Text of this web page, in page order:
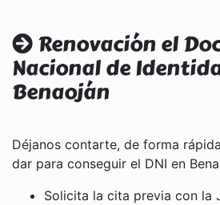
Renovación el
Nacional de
Benaoján
Déjanos contarte, de forma
dar para conseguir el DNI en
Solicita la cita previa con la